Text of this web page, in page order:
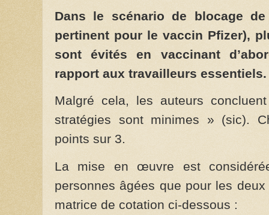
Dans le scénario de blocage
pertinent pour le vaccin Pfizer),
sont évités en vaccinant
rapport aux travailleurs essentiels.
Malgré cela, les auteurs
stratégies sont minimes » (sic).
points sur 3.
La mise en œuvre est
personnes âgées que pour les
matrice de cotation ci-dessous :